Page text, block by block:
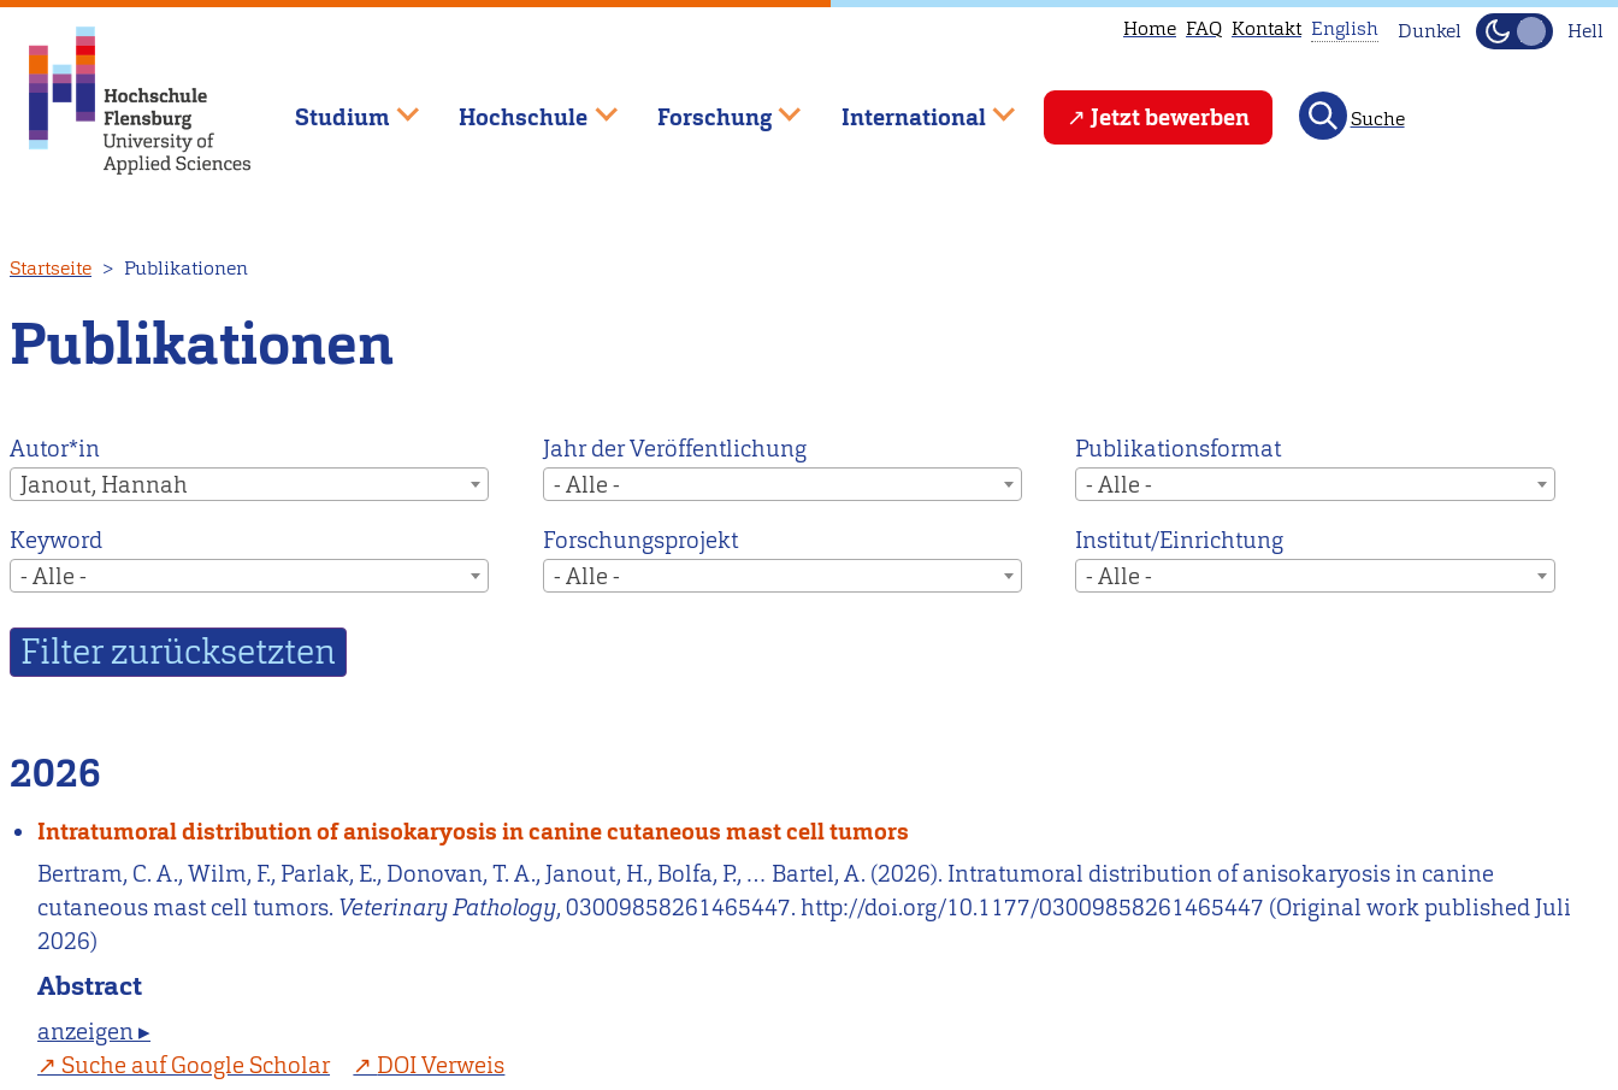
zum
Inhalt
Home FAQ Kontakt
This
page
main
page
English Dunkel Hell
Studium Hochschule Forschung International Jetzt bewerben Suche
Startseite Publikationen
Publikationen
Autor*in
Janout, Hannah
Jahr der Veröffentlichung
- Alle -
Publikationsformat
- Alle -
Keyword
- Alle -
Forschungsprojekt
- Alle -
Institut/Einrichtung
- Alle -
2026
Intratumoral distribution of anisokaryosis in canine cutaneous mast cell tumors
Bertram, C. A., Wilm, F., Parlak, E., Donovan, T. A., Janout, H., Bolfa, P., … Bartel, A. (2026). Intratumoral distribution of anisokaryosis in canine
cutaneous mast cell tumors. Veterinary Pathology, 03009858261465447. http://doi.org/10.1177/03009858261465447 (Original work published Juli
2026)
Abstract
anzeigen ▸
Suche auf Google Scholar
DOI Verweis